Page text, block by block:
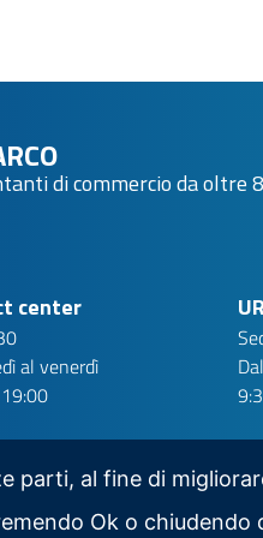
di commercio da oltre
center
al venerdì
la nostra app per mobile
parti, al fine di
Ok o